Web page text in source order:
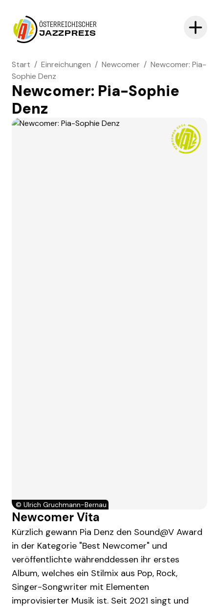
ÖSTERREICHISCHER
JAZZPREIS
Start / Einreichungen / Newcomer / Newcomer: Pia-
Sophie Denz
Newcomer: Pia-Sophie
Denz
© Ulrich Gruchmann-Bernau
Newcomer Vita
Kürzlich gewann Pia Denz den Sound@V Award
in der Kategorie "Best Newcomer" und
veröffentlichte währenddessen ihr erstes
Album, welches ein Stilmix aus Pop, Rock,
Singer-Songwriter mit Elementen
improvisierter Musik ist. Seit 2021 singt und